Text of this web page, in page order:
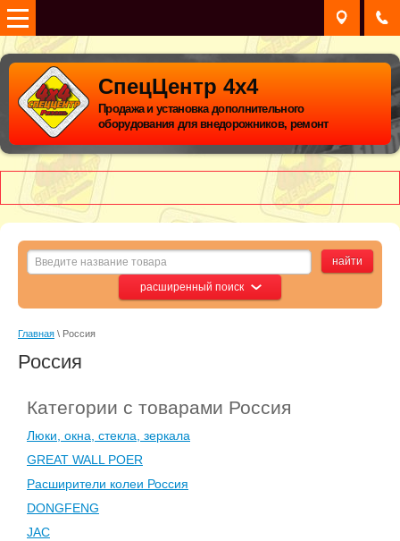
СпецЦентр 4х4
Продажа и установка дополнительного
оборудования для внедорожников, ремонт
расширенный поиск
Главная \ Россия
Россия
Категории с товарами Россия
Люки, окна, стекла, зеркала
GREAT WALL POER
Расширители колеи Россия
DONGFENG
JAC